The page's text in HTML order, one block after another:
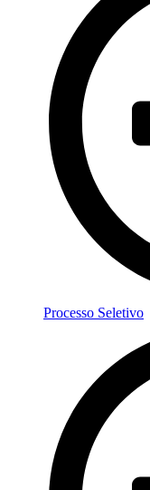
Processo Seletivo